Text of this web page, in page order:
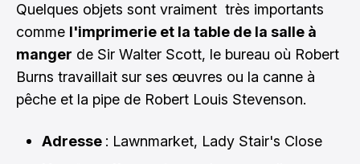
Quelques objets sont vraiment très importants
comme l'imprimerie et la table de la salle à
manger de Sir Walter Scott, le bureau où Robert
Burns travaillait sur ses œuvres ou la canne à
pêche et la pipe de Robert Louis Stevenson.
Adresse : Lawnmarket, Lady Stair's Close